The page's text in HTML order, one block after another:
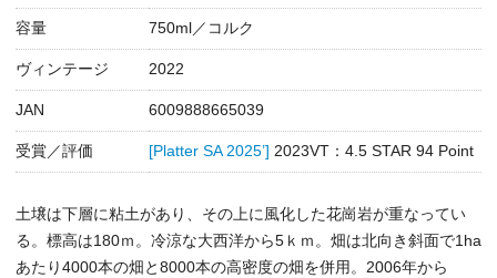
容量 750ml／コルク
ヴィンテージ 2022
JAN 6009888665039
受賞／評価 [Platter SA 2025’] 2023VT：4.5 STAR 94 Point
土壌は下層に粘土があり、その上に風化した花崗岩が重なってい
る。標高は180ｍ。冷涼な大西洋から5ｋｍ。畑は北向き斜面で1ha
あたり4000本の畑と8000本の高密度の畑を併用。2006年から